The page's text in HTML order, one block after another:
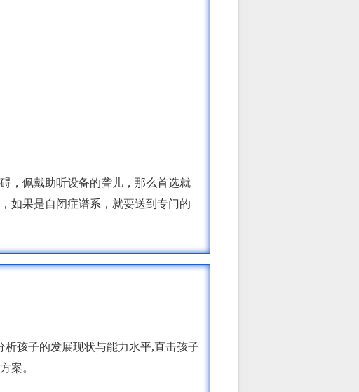
，佩戴助听设备的聋儿，那么首选就
如果是自闭症谱系，就要送到专门的
析孩子的发展现状与能力水平,直击孩子
案。